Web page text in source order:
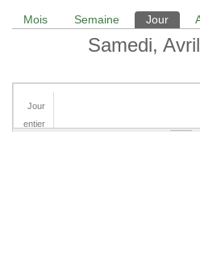
Onglets principaux
Mois Semaine Jour
Samedi,
Jour
entier